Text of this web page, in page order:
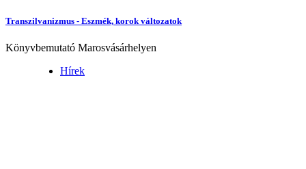
Transzilvanizmus - Eszmék, korok változatok
Könyvbemutató Marosvásárhelyen
Hírek